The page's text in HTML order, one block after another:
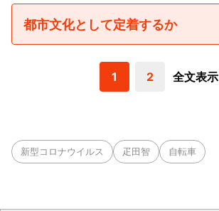
都市文化として定着するか
1 2 全文表示
新型コロナウイルス 疋田智 自転車